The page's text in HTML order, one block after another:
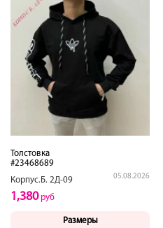
Толстовка
#23468689
Корпус.Б. 2Д-09
05.08.2026
1,380руб
Размеры